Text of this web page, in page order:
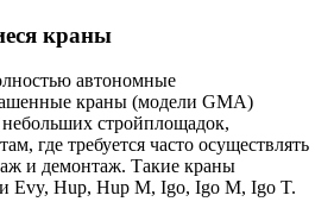
краны
автономные
краны (модели GMA)
стройплощадок,
где требуется часто осуществлять
и демонтаж. Такие краны
Evy, Hup, Hup M, Igo, Igo M, Igo T.